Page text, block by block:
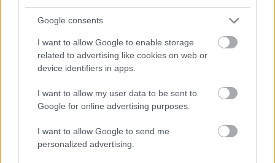
Google consents
I want to allow Google to enable storage
related to advertising like cookies on web or
device identifiers in apps.
I want to allow my user data to be sent to
Google for online advertising purposes.
I want to allow Google to send me
personalized advertising.
Miért ne járj bűvésszel?
Kelle Botond•2013. április 25.